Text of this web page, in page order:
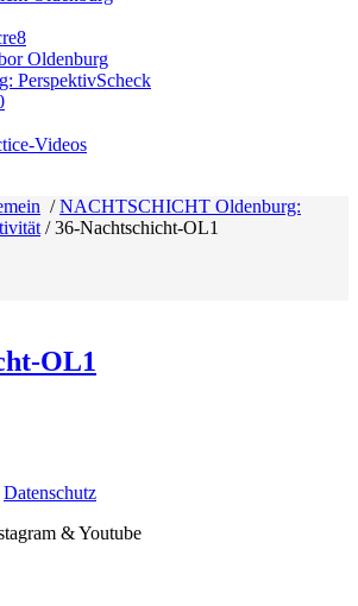
Oldenburg
PerspektivScheck
Videos
/NACHTSCHICHT Oldenburg:
/36-Nachtschicht-OL1
OL1
Datenschutz
& Youtube